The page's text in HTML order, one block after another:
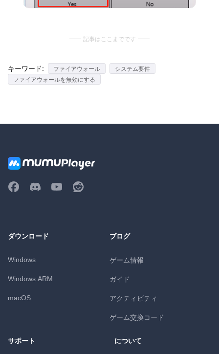
記事はここまでです
キーワード: ファイアウォール
システム要件
ファイアウォールを無効にする
ダウンロード
Windows
Windows ARM
macOS
ブログ
ゲーム情報
ガイド
アクティビティ
ゲーム交換コード
サポート について